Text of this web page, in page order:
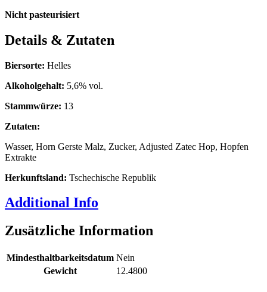
Nicht pasteurisiert
Details & Zutaten
Biersorte: Helles
Alkoholgehalt: 5,6% vol.
Stammwürze: 13
Zutaten:
Wasser, Horn Gerste Malz, Zucker, Adjusted Zatec Hop, Hopfen
Extrakte
Herkunftsland: Tschechische Republik
Additional Info
Zusätzliche Information
Mindesthaltbarkeitsdatum Nein
Gewicht
12.4800